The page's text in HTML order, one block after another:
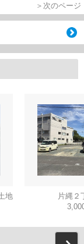
＞次のページ
地
片縄２